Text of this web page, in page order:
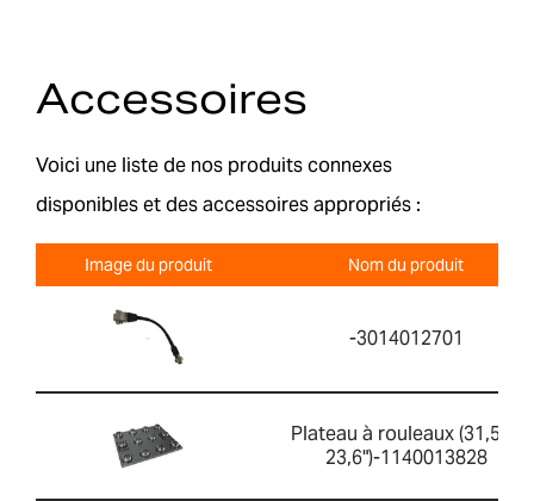
Accessoires
Voici une liste de nos produits connexes
disponibles et des accessoires appropriés :
Image du produit Nom du produit
-3014012701
Plateau à rouleaux (31,5" x
23,6")-1140013828